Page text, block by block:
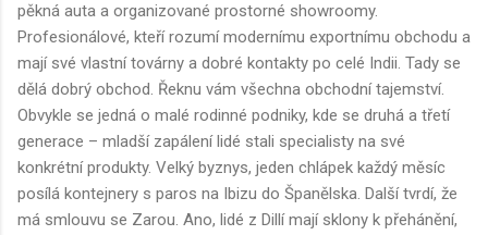
pěkná auta a organizované prostorné showroomy.
Profesionálové, kteří rozumí modernímu exportnímu obchodu a
mají své vlastní továrny a dobré kontakty po celé Indii. Tady se
dělá dobrý obchod. Řeknu vám všechna obchodní tajemství.
Obvykle se jedná o malé rodinné podniky, kde se druhá a třetí
generace – mladší zapálení lidé stali specialisty na své
konkrétní produkty. Velký byznys, jeden chlápek každý měsíc
posílá kontejnery s paros na Ibizu do Španělska. Další tvrdí, že
má smlouvu se Zarou. Ano, lidé z Dillí mají sklony k přehánění,